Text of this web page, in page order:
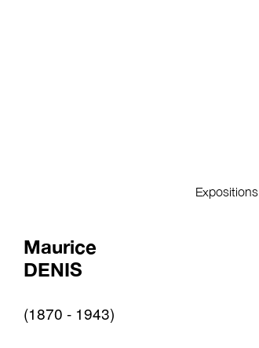
Expositions
Maurice
DENIS
(1870 - 1943)